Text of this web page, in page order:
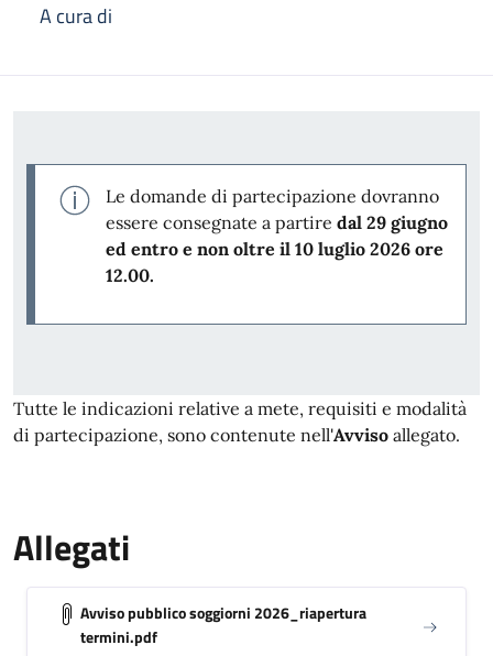
A cura di
Le domande di partecipazione dovranno
essere consegnate a partire dal 29 giugno
ed entro e non oltre il 10 luglio 2026 ore
12.00.
Tutte le indicazioni relative a mete, requisiti e modalità
di partecipazione, sono contenute nell'Avviso allegato.
Allegati
Avviso pubblico soggiorni 2026_riapertura
termini.pdf